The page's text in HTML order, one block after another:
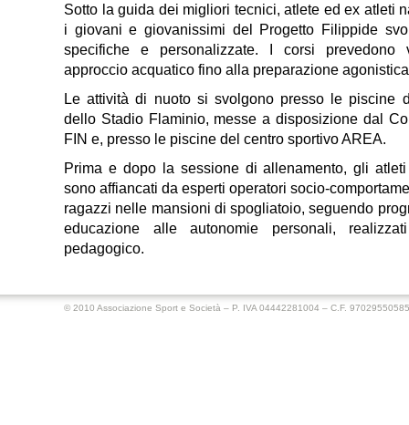
Sotto la guida dei migliori tecnici, atlete ed ex atleti
i giovani e giovanissimi del Progetto Filippide
specifiche e personalizzate. I corsi
approccio acquatico fino alla preparazione
Le attività di nuoto si svolgono presso le piscine
dello Stadio Flaminio, messe a disposizione dal
FIN e, presso le piscine del centro sportivo AREA.
Prima e dopo la sessione di allenamento, gli
sono affiancati da esperti operatori socio-
ragazzi nelle mansioni di spogliatoio, seguendo
educazione alle autonomie personali,
pedagogico.
© 2010 Associazione Sport e Società – P. IVA 04442281004 – C.F. 97029550585